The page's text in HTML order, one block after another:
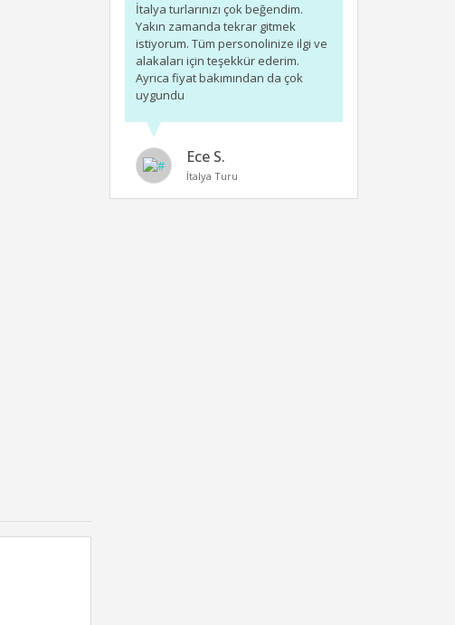
İtalya turlarınızı çok beğendim.
Yakın zamanda tekrar gitmek
istiyorum. Tüm personolinize ilgi ve
alakaları için teşekkür ederim.
Ayrıca fiyat bakımından da çok
uygundu
Ece S.
İtalya Turu